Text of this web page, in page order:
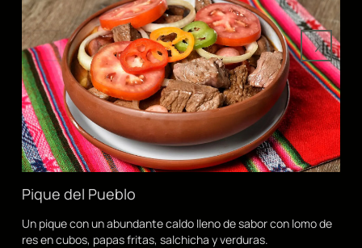
Pique del Pueblo
Un pique con un abundante caldo lleno de sabor con lomo de
res en cubos, papas fritas, salchicha y verduras.